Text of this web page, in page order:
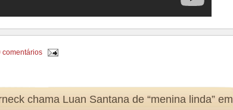
comentários
chama Luan Santana de “menina linda” em